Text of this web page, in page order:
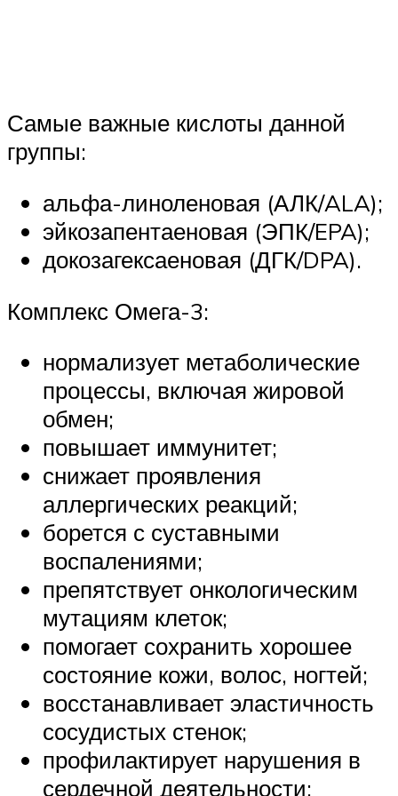
Самые важные кислоты данной
группы:
альфа-линоленовая (АЛК/ALA);
эйкозапентаеновая (ЭПК/EPA);
докозагексаеновая (ДГК/DPA).
Комплекс Омега-3:
нормализует метаболические
процессы, включая жировой
обмен;
повышает иммунитет;
снижает проявления
аллергических реакций;
борется с суставными
воспалениями;
препятствует онкологическим
мутациям клеток;
помогает сохранить хорошее
состояние кожи, волос, ногтей;
восстанавливает эластичность
сосудистых стенок;
профилактирует нарушения в
сердечной деятельности;